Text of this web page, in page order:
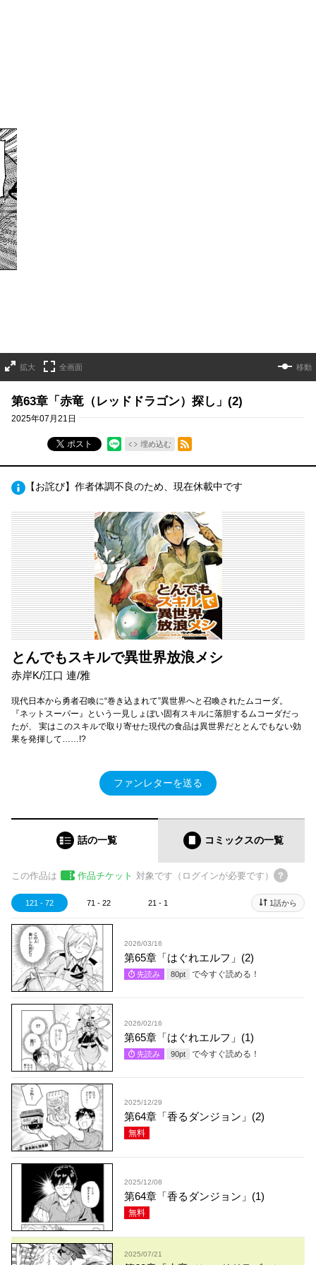
拡大 全画面 移動
第63章「赤竜（レッドドラゴン）探し」(2)
2025年07月21日
ポスト 埋め込む
RSSフィード
【お詫び】作者体調不良のため、現在休載中です
とんでもスキルで異世界放浪メシ
赤岸K/江口 連/雅
現代日本から勇者召喚に“巻き込まれて”異世界へと召喚されたムコーダ。
『ネットスーパー』という一見しょぼい固有スキルに落胆するムコーダだっ
たが、 実はこのスキルで取り寄せた現代の食品は異世界だととんでもない効
果を発揮して……!?
ファンレターを送る
話の一覧 コミックスの一覧
この作品は 作品チケット 対象です（ログインが必要です）
121 - 72 71 - 22 21 - 1 1話から
2026/03/16
第65章「はぐれエルフ」(2)
先読み 80pt で今すぐ読める！
2026/02/16
第65章「はぐれエルフ」(1)
先読み 90pt で今すぐ読める！
2025/12/29
第64章「香るダンジョン」(2)
無料
2025/12/08
第64章「香るダンジョン」(1)
無料
2025/07/21